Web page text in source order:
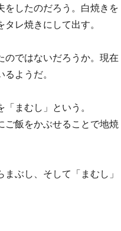
をしたのだろう。白焼きを
レ焼きにして出す。
のではないだろうか。現在
ようだ。
まむし」という。
ご飯をかぶせることで地焼
ぶし、そして「まむし」